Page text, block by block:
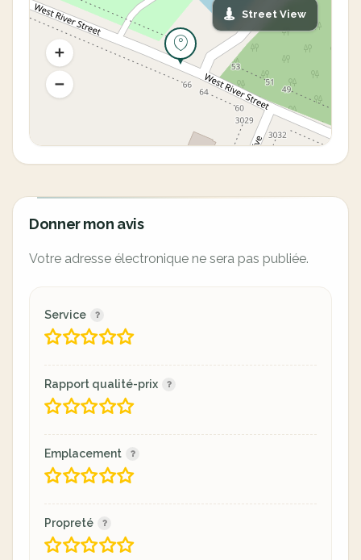
Street View
Donner mon avis
Votre adresse électronique ne sera pas publiée.
Service
Rapport qualité-prix
Emplacement
Propreté